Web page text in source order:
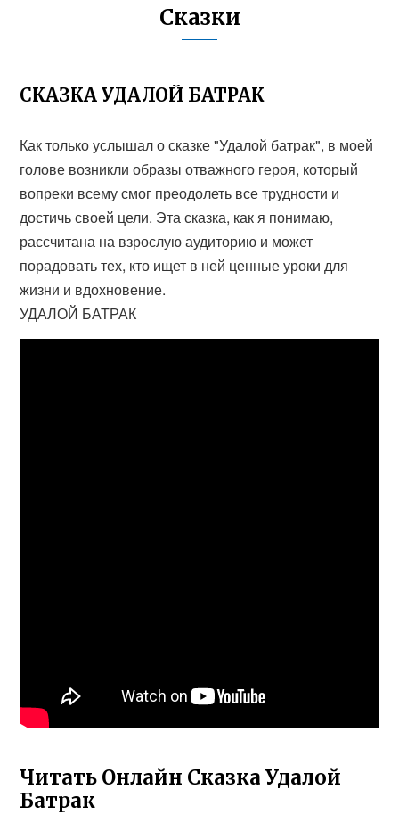
Сказки
СКАЗКА УДАЛОЙ БАТРАК
Как только услышал о сказке "Удалой батрак", в моей
голове возникли образы отважного героя, который
вопреки всему смог преодолеть все трудности и
достичь своей цели. Эта сказка, как я понимаю,
рассчитана на взрослую аудиторию и может
порадовать тех, кто ищет в ней ценные уроки для
жизни и вдохновение.
УДАЛОЙ БАТРАК
Читать Онлайн Сказка Удалой
Батрак